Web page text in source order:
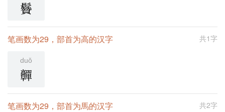
䰖
共1字
笔画数为29，部首为高的汉字
duǒ
䯬
共2字
笔画数为29，部首为馬的汉字